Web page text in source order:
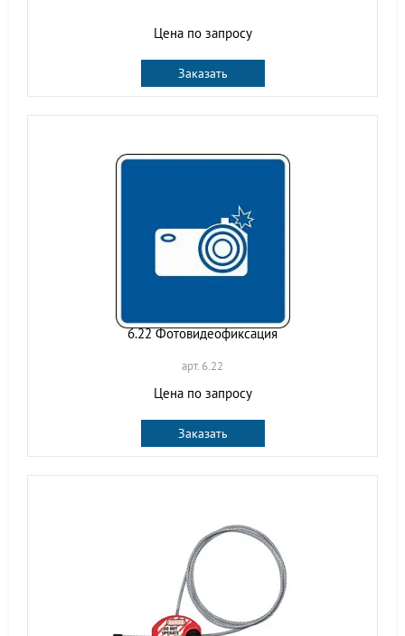
Цена по запросу
Заказать
6.22 Фотовидеофиксация
арт. 6.22
Цена по запросу
Заказать